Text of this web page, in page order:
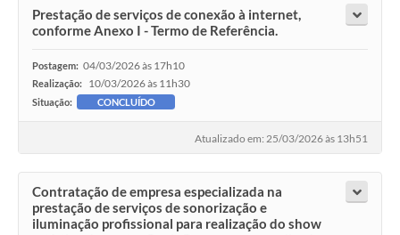
Prestação de serviços de conexão à internet,
conforme Anexo I - Termo de Referência.
Postagem: 04/03/2026 às 17h10
Realização: 10/03/2026 às 11h30
Situação: CONCLUÍDO
Atualizado em: 25/03/2026 às 13h51
Contratação de empresa especializada na
prestação de serviços de sonorização e
iluminação profissional para realização do show